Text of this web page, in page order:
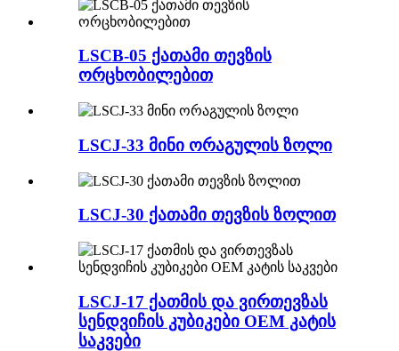
LSCB-05 ქათამი თევზის
ორცხობილებით
LSCJ-33 მინი ორაგულის ზოლი
LSCJ-30 ქათამი თევზის ზოლით
LSCJ-17 ქათმის და ვირთევზას
სენდვიჩის კუბიკები OEM კატის
საკვები